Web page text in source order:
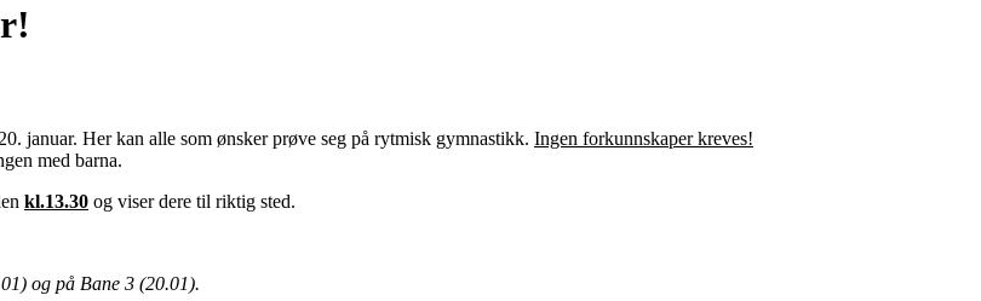
januar. Her kan alle som ønsker prøve seg på rytmisk gymnastikk. Ingen forkunnskaper kreves!
med barna.
kl.13.30 og viser dere til riktig sted.
og på Bane 3 (20.01).